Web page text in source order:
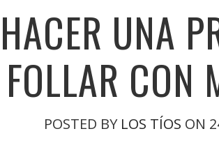
UNA
FOLLAR CON
POSTED BY LOS TÍOS ON